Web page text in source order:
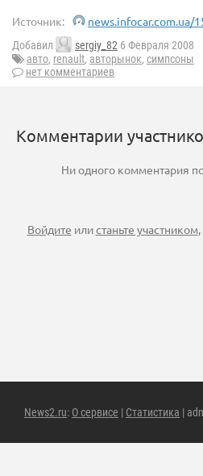
Источник: news.infocar.com.ua/
Добавил sergiy_82 6 Февраля 2008
авто, renault, авторынок, симпсоны
нет комментариев
Комментарии
Ни одного комментария
Войдите илистаньте участником
News2.ru: О сервисе | Статистика |